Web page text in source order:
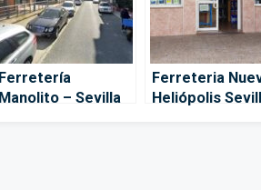
Ferretería
Manolito – Sevilla
Ferreteria
Heliópolis